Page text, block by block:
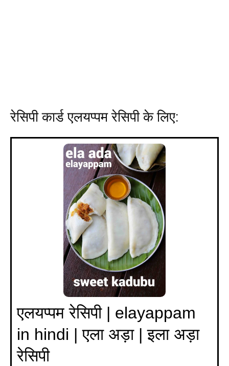
रेसिपी कार्ड एलयप्पम रेसिपी के लिए:
एलयप्पम रेसिपी | elayappam
in hindi | एला अड़ा | इला अड़ा
रेसिपी